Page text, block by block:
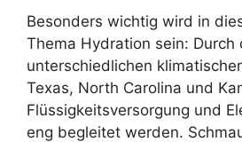
Besonders wichtig wird in
Thema Hydration sein: Durch
unterschiedlichen
Texas, North Carolina und
Flüssigkeitsversorgung und
eng begleitet werden.